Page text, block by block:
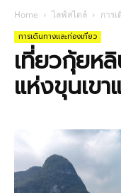
Home ไลฟ์สไตล์ การ
การเดินทางและท่องเที่ยว
เที่ยวกุ้ยห
แห่งขุนเขา